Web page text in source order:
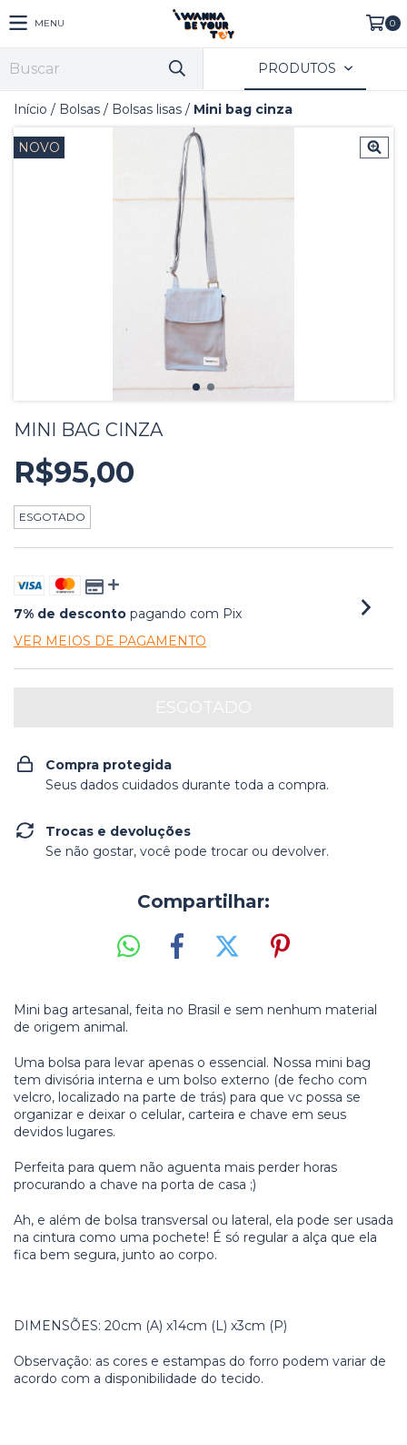
MENU 0
PRODUTOS
Início / Bolsas / Bolsas lisas / Mini bag cinza
NOVO
MINI BAG CINZA
R$95,00
ESGOTADO
7% de desconto pagando com Pix
VER MEIOS DE PAGAMENTO
Compra protegida
Seus dados cuidados durante toda a compra.
Trocas e devoluções
Se não gostar, você pode trocar ou devolver.
Compartilhar:
Mini bag artesanal, feita no Brasil e sem nenhum material
de origem animal.
Uma bolsa para levar apenas o essencial. Nossa mini bag
tem divisória interna e um bolso externo (de fecho com
velcro, localizado na parte de trás) para que vc possa se
organizar e deixar o celular, carteira e chave em seus
devidos lugares.
Perfeita para quem não aguenta mais perder horas
procurando a chave na porta de casa ;)
Ah, e além de bolsa transversal ou lateral, ela pode ser usada
na cintura como uma pochete! É só regular a alça que ela
fica bem segura, junto ao corpo.
DIMENSÕES: 20cm (A) x14cm (L) x3cm (P)
Observação: as cores e estampas do forro podem variar de
acordo com a disponibilidade do tecido.